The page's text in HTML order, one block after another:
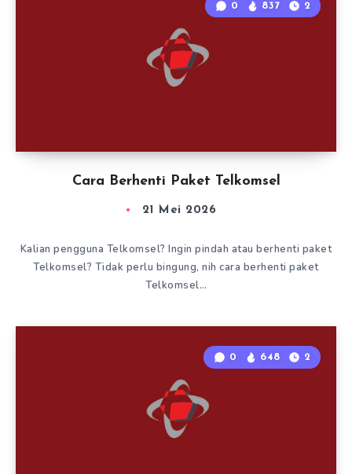
Cara Berhenti Paket Telkomsel
0 837 2
21 Mei 2026
Kalian pengguna Telkomsel? Ingin pindah atau berhenti paket
Telkomsel? Tidak perlu bingung, nih cara berhenti paket
Telkomsel…
0 648 2